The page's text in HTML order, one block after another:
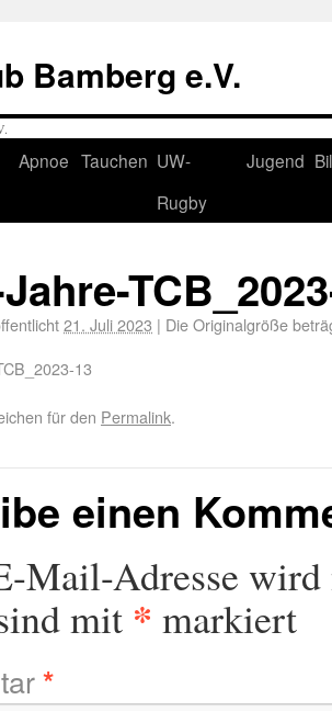
Bamberg e.V.
Apnoe Tauchen UW-
Rugby
Jugend
21. Juli 2023 | Die Originalgröße
13
für den Permalink.
einen
Mail-Adresse
mit * markiert
*